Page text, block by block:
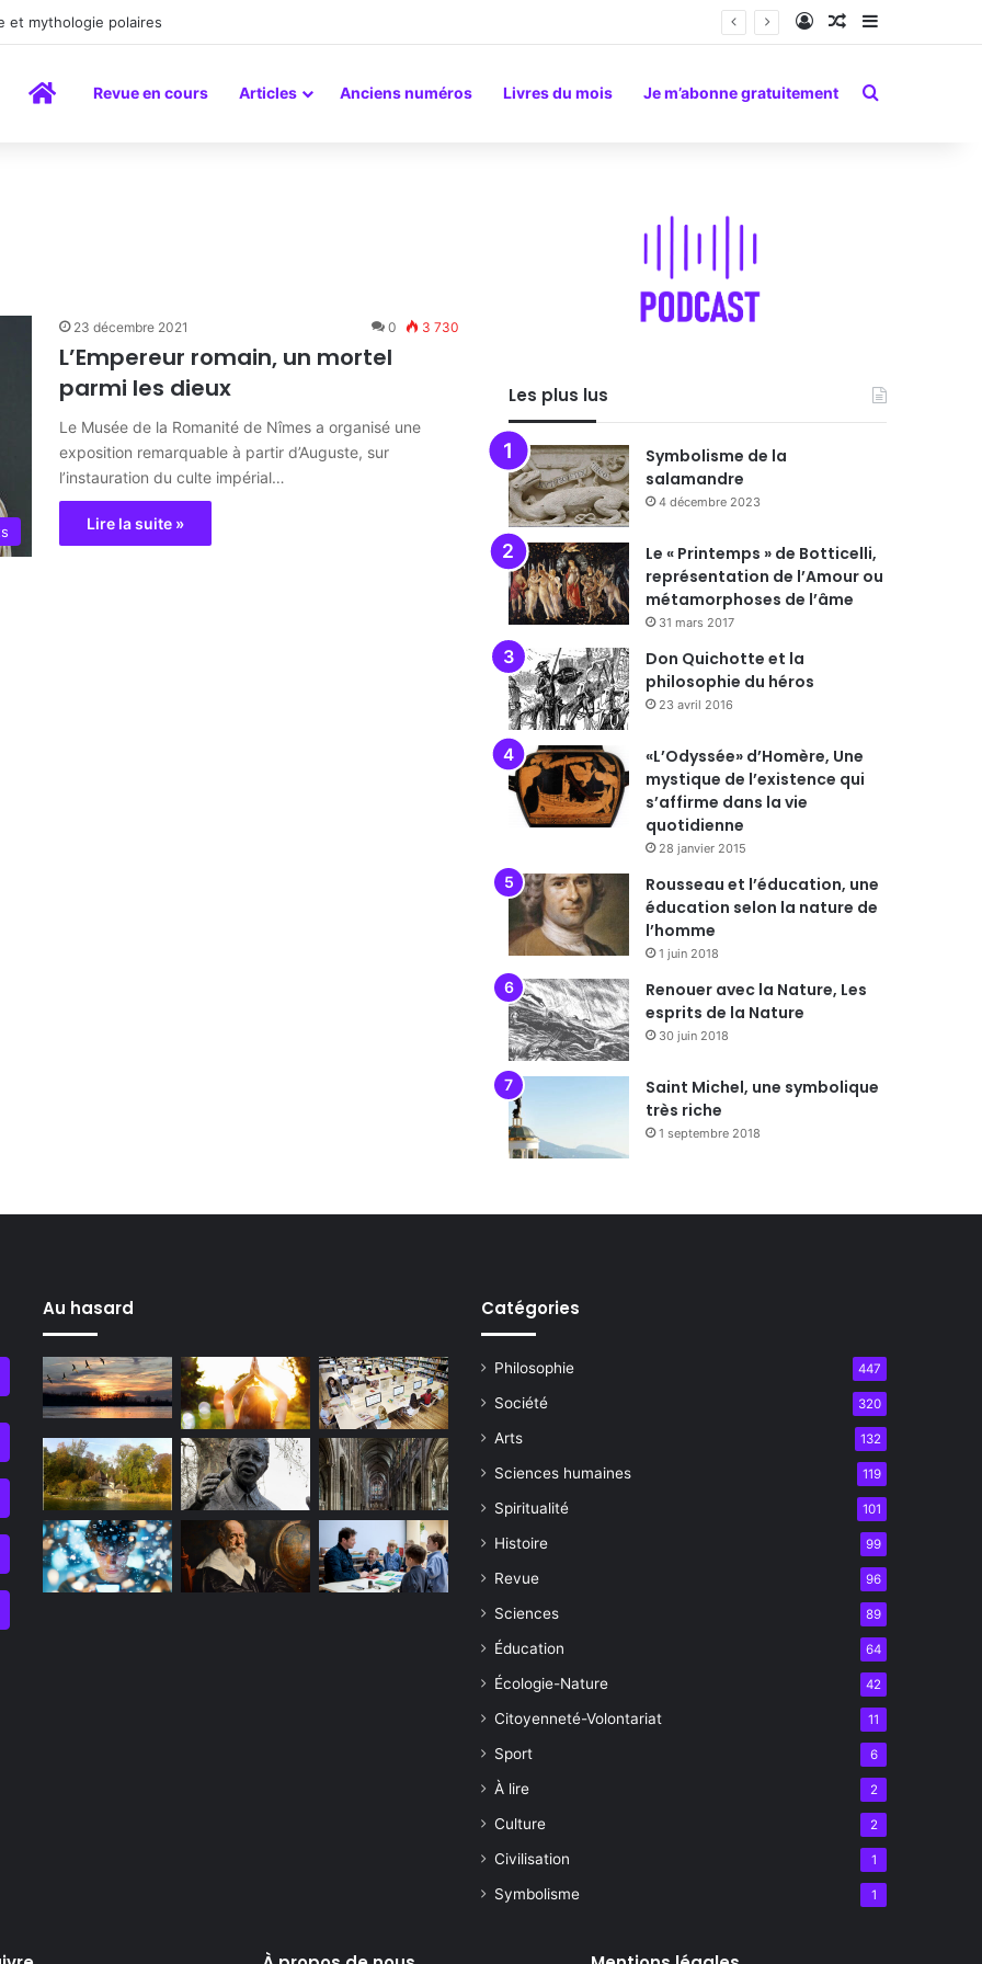
et mythologie polaires Connexion
Article Aléatoire
Sidebar
AccueilRevue en cours Articles Anciens numéros Livres du mois Je m’abonne gratuitement Rechercher
23 décembre 2021 0 3 730
L’Empereur romain, un mortel
parmi les dieux
Le Musée de la Romanité de Nîmes a organisé une
exposition remarquable à partir d’Auguste, sur
l’instauration du culte impérial…
Lire la suite »
Les plus lus
Symbolisme de la
salamandre
4 décembre 2023
Le « Printemps » de Botticelli,
représentation de l’Amour ou
métamorphoses de l’âme
31 mars 2017
Don Quichotte et la
philosophie du héros
23 avril 2016
«L’Odyssée» d’Homère, Une
mystique de l’existence qui
s’affirme dans la vie
quotidienne
28 janvier 2015
Rousseau et l’éducation, une
éducation selon la nature de
l’homme
1 juin 2018
Renouer avec la Nature, Les
esprits de la Nature
30 juin 2018
Saint Michel, une symbolique
très riche
1 septembre 2018
Au hasard Catégories
Philosophie 447
Société 320
Arts 132
Sciences humaines 119
Spiritualité 101
Histoire 99
Revue 96
Sciences 89
Éducation 64
Écologie-Nature 42
Citoyenneté-Volontariat 11
Sport 6
À lire 2
Culture 2
Civilisation 1
Symbolisme 1